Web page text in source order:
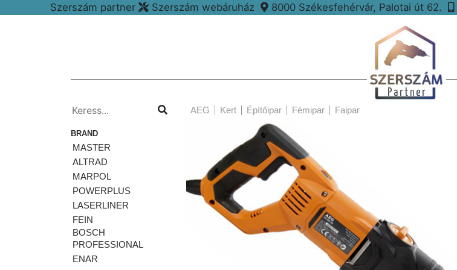
Szerszám partner Szerszám webáruház 8000 Székesfehérvár, Palotai út 62.
BRAND
MASTER
ALTRAD
MARPOL
POWERPLUS
LASERLINER
FEIN
BOSCH
PROFESSIONAL
ENAR
AEG Kert Építőipar Fémipar Faipar